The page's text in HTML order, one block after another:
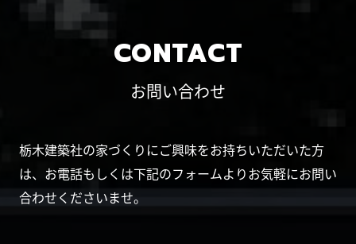
CONTACT
お問い合わせ
栃木建築社の家づくりにご興味をお持ちいただいた方
は、お電話もしくは下記のフォームよりお気軽にお問い
合わせくださいませ。